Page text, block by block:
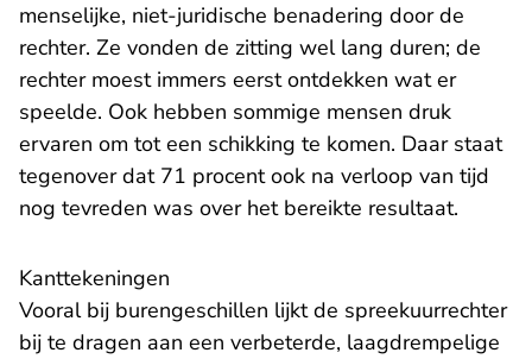
menselijke, niet-juridische benadering door de
rechter. Ze vonden de zitting wel lang duren; de
rechter moest immers eerst ontdekken wat er
speelde. Ook hebben sommige mensen druk
ervaren om tot een schikking te komen. Daar staat
tegenover dat 71 procent ook na verloop van tijd
nog tevreden was over het bereikte resultaat.
Kanttekeningen
Vooral bij burengeschillen lijkt de spreekuurrechter
bij te dragen aan een verbeterde, laagdrempelige